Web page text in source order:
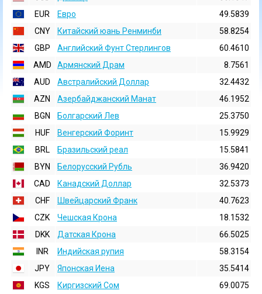
EUR
Евро
49.5839
CNY
Китайский юань Ренминби
58.8254
GBP
Английский Фунт Стерлингов
60.4610
AMD
Армянский Драм
8.7561
AUD
Австралийский Доллар
32.4432
AZN
Азербайджанский Манат
46.1952
BGN
Болгарский Лев
25.3750
HUF
Венгерский Форинт
15.9929
BRL
Бразильский реал
15.5841
BYN
Белорусский Рубль
36.9420
CAD
Канадский Доллар
32.5373
CHF
Швейцарский Франк
40.7623
CZK
Чешская Крона
18.1532
DKK
Датская Крона
66.5025
INR
Индийская pупия
58.3154
JPY
Японская Иена
35.5414
KGS
Киргизский Сом
69.0075